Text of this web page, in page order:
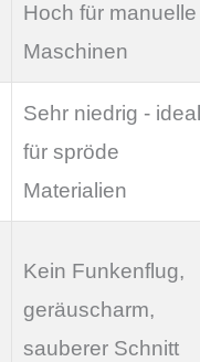
Hoch für manuelle
Maschinen
Sehr niedrig - ideal
für spröde
Materialien
Kein Funkenflug,
geräuscharm,
sauberer Schnitt